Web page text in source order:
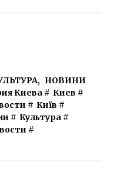
, НОВИНИ
Киева# Киев #
# Київ #
# Культура#
#